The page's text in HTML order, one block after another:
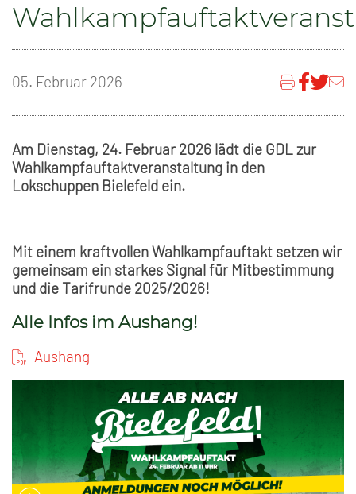
05. Februar 2026
Am Dienstag, 24. Februar 2026 lädt die GDL zur
Wahlkampfauftaktveranstaltung in den
Lokschuppen Bielefeld ein.
Mit einem kraftvollen Wahlkampfauftakt setzen wir
gemeinsam ein starkes Signal für Mitbestimmung
und die Tarifrunde 2025/2026!
Alle Infos im Aushang!
Aushang